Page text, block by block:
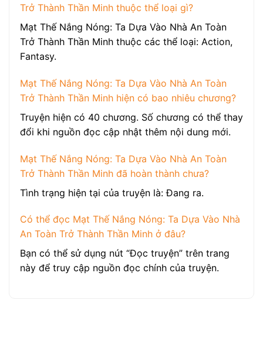
Trở Thành Thần Minh thuộc thể loại gì?
Mạt Thế Nắng Nóng: Ta Dựa Vào Nhà An Toàn
Trở Thành Thần Minh thuộc các thể loại: Action,
Fantasy.
Mạt Thế Nắng Nóng: Ta Dựa Vào Nhà An Toàn
Trở Thành Thần Minh hiện có bao nhiêu chương?
Truyện hiện có 40 chương. Số chương có thể thay
đổi khi nguồn đọc cập nhật thêm nội dung mới.
Mạt Thế Nắng Nóng: Ta Dựa Vào Nhà An Toàn
Trở Thành Thần Minh đã hoàn thành chưa?
Tình trạng hiện tại của truyện là: Đang ra.
Có thể đọc Mạt Thế Nắng Nóng: Ta Dựa Vào Nhà
An Toàn Trở Thành Thần Minh ở đâu?
Bạn có thể sử dụng nút “Đọc truyện” trên trang
này để truy cập nguồn đọc chính của truyện.